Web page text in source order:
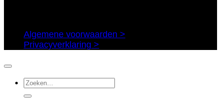
Algemene voorwaarden >
Privacyverklaring >
Zoeken
naar: